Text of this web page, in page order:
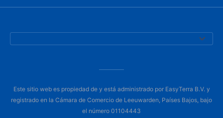
Este sitio web es propiedad de y está administrado por EasyTerra B.V. y
registrado en la Cámara de Comercio de Leeuwarden, Países Bajos, bajo
el número 01104443